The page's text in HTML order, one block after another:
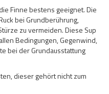
Finne bestens geeignet. Die
bei Grundberührung,
zu vermeiden. Diese Sup
Bedingungen, Gegenwind,
bei der Grundausstattung
dieser gehört nicht zum